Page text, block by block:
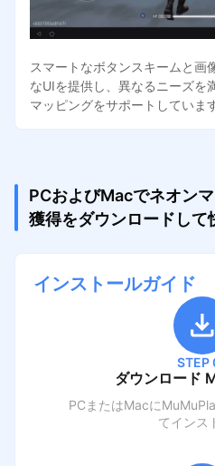
スマートなボタンスキームと画
なUIを提供し、異なるニーズを
マッピングをサポートしています
PCおよびMacでネオン
獲得をダウンロードして
インストールガイド
STEP
ダウンロード
PCまたはMacに
てインス